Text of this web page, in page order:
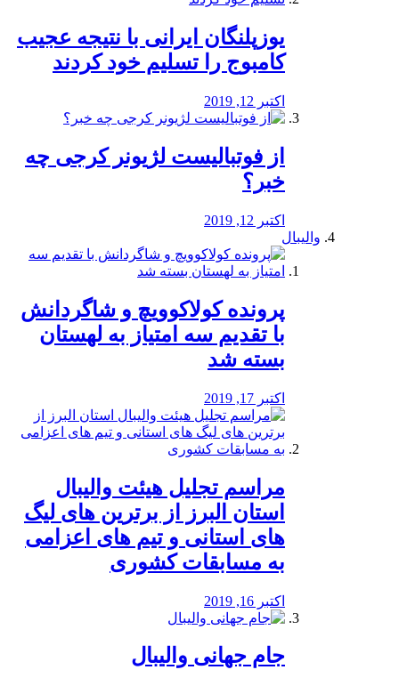
یوزپلنگان ایرانی با نتیجه عجیب
کامبوج را تسلیم خود کردند
اکتبر 12, 2019
از فوتبالیست لژیونر کرجی چه
خبر؟
اکتبر 12, 2019
والیبال
پرونده کولاکوویچ و شاگردانش
با تقدیم سه امتیاز به لهستان
بسته شد
اکتبر 17, 2019
مراسم تجلیل هیئت والیبال
استان البرز از برترین های لیگ
های استانی و تیم های اعزامی
به مسابقات کشوری
اکتبر 16, 2019
جام جهانی والیبال